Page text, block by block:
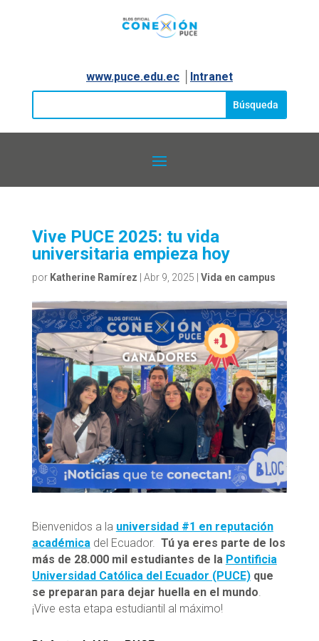
www.puce.edu.ec│ Intranet
Vive PUCE 2025: tu vida
universitaria empieza hoy
por Katherine Ramírez Abr 9, 2025 Vida en campus
Bienvenidos a la universidad #1 en reputación
académicadel Ecuador. Tú ya eres parte de los
más de 28.000 mil estudiantes de la Pontificia
Universidad Católica del Ecuador (PUCE)que
se preparan para dejar huella en el mundo.
¡Vive esta etapa estudiantil al máximo!